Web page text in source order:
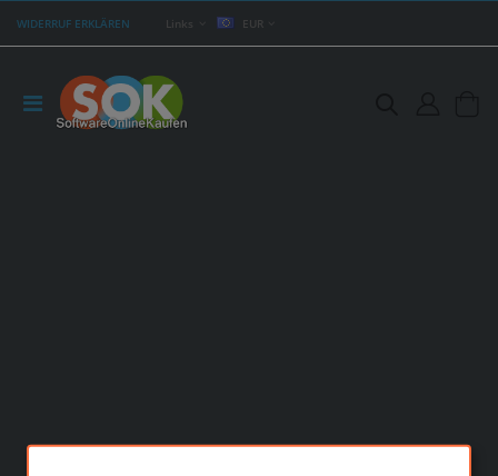
WIDERRUF ERKLÄREN Links EUR